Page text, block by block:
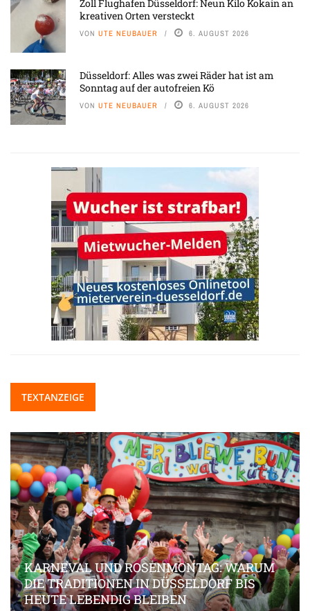
Zoll Flughafen Düsseldorf: Neun Kilo Kokain an
kreativen Orten versteckt
VON UTE NEUBAUER 6. AUGUST 2026
Düsseldorf: Alles was zwei Räder hat ist am
Sonntag auf der autofreien Kö
VON UTE NEUBAUER 6. AUGUST 2026
TEXTANZEIGE
KARNEVAL UND ROSENMONTAG: WARUM
DIE TRADITIONEN IN DÜSSELDORF BIS
HEUTE LEBENDIG BLEIBEN